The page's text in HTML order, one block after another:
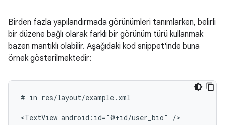
Birden fazla yapılandırmada görünümleri tanımlarken, belirli
bir düzene bağlı olarak farklı bir görünüm türü kullanmak
bazen mantıklı olabilir. Aşağıdaki kod snippet'inde buna
örnek gösterilmektedir:
# in res/layout/example.xml
<TextView android:id="@+id/user_bio" />